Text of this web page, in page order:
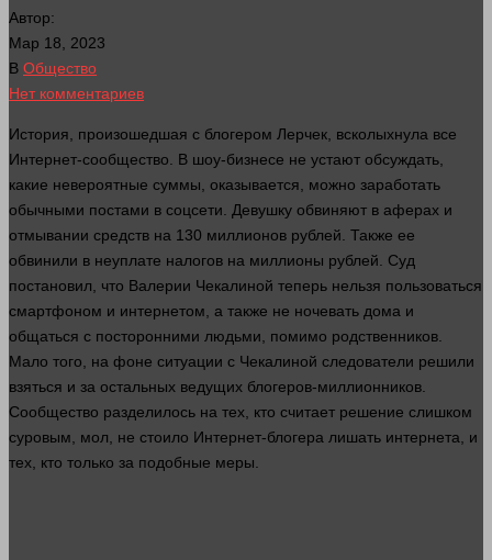
Автор:
Мар 18, 2023
В Общество
Нет комментариев
История, произошедшая с блогером Лерчек, всколыхнула все
Интернет-сообщество. В шоу-бизнесе не устают обсуждать,
какие невероятные суммы, оказывается, можно заработать
обычными постами в соцсети. Девушку обвиняют в аферах и
отмывании средств на 130 миллионов рублей . Также ее
обвинили в неуплате налогов на миллионы рублей
Суд
постановил, что Валерии Чекалиной теперь нельзя пользоваться
смартфоном и интернетом, а также не ночевать дома и
общаться с посторонними людьми , помимо родственников.
Мало того, на фоне ситуации с Чекалиной следователи решили
взяться и за остальных ведущих блогеров-миллионников.
Сообщество разделилось на тех, кто считает решение слишком
суровым, мол, не стоило Интернет-блогера лишать интернета, и
тех, кто только за подобные меры.